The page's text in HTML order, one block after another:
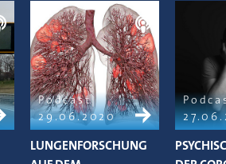
Podcast
29.06.2020
LUNGENFORSCHUNG